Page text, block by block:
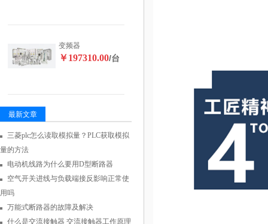
变频器
￥197310.00/台
最新文章
三菱plc怎么读取模拟量？PLC获取模拟
量的方法
电动机线路为什么要用D型断路器
空气开关进线与负载端接反影响正常使
用吗
万能式断路器的故障及解决
什么是交流接触器 交流接触器工作原理